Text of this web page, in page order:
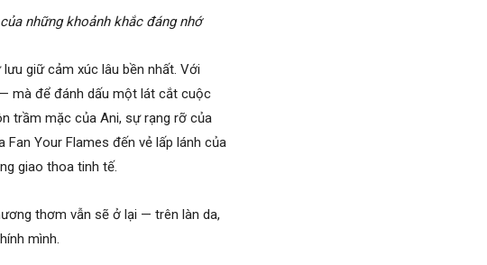
những khoảnh khắc đáng nhớ
giữ cảm xúc lâu bền nhất. Với
mà để đánh dấu một lát cắt cuộc
trầm mặc của Ani, sự rạng rỡ của
Your Flames đến vẻ lấp lánh của
giao thoa tinh tế.
thơm vẫn sẽ ở lại — trên làn da,
mình.